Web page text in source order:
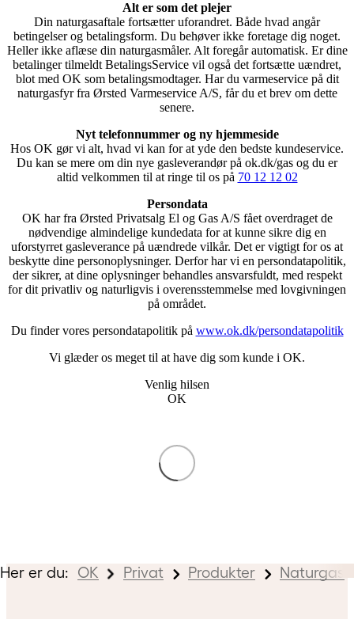
Alt er som det plejer
Din naturgasaftale fortsætter uforandret. Både hvad angår
betingelser og betalingsform. Du behøver ikke foretage dig noget.
Heller ikke aflæse din naturgasmåler. Alt foregår automatisk. Er dine
betalinger tilmeldt BetalingsService vil også det fortsætte uændret,
blot med OK som betalingsmodtager. Har du varmeservice på dit
naturgasfyr fra Ørsted Varmeservice A/S, får du et brev om dette
senere.
Nyt telefonnummer og ny hjemmeside
Hos OK gør vi alt, hvad vi kan for at yde den bedste kundeservice.
Du kan se mere om din nye gasleverandør på ok.dk/gas og du er
altid velkommen til at ringe til os på 70 12 12 02
Persondata
OK har fra Ørsted Privatsalg El og Gas A/S fået overdraget de
nødvendige almindelige kundedata for at kunne sikre dig en
uforstyrret gasleverance på uændrede vilkår. Det er vigtigt for os at
beskytte dine personoplysninger. Derfor har vi en persondatapolitik,
der sikrer, at dine oplysninger behandles ansvarsfuldt, med respekt
for dit privatliv og naturligvis i overensstemmelse med lovgivningen
på området.
Du finder vores persondatapolitik på www.ok.dk/persondatapolitik
Vi glæder os meget til at have dig som kunde i OK.
Venlig hilsen
OK
Her er du: OK Privat Produkter Naturgas